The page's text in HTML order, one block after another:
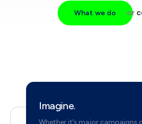
What we do or
Imagine.
Whether it’s major campaigns